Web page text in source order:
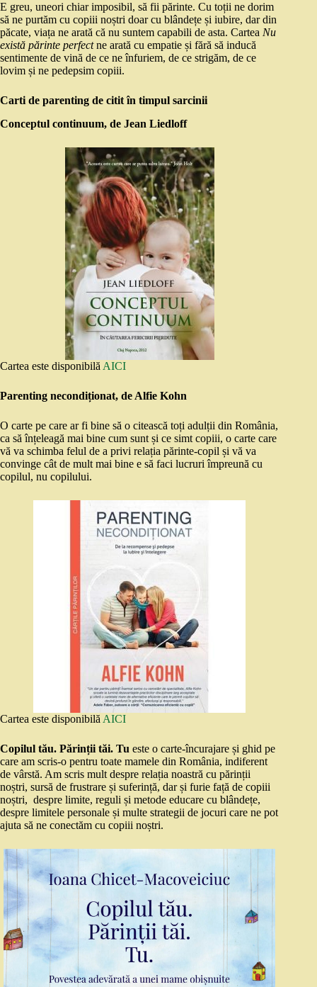
E greu, uneori chiar imposibil, să fii părinte. Cu toții ne dorim
să ne purtăm cu copiii noștri doar cu blândețe și iubire, dar din
păcate, viața ne arată că nu suntem capabili de asta. Cartea Nu
există părinte perfectne arată cu empatie și fără să inducă
sentimente de vină de ce ne înfuriem, de ce strigăm, de ce
lovim și ne pedepsim copiii.
Carti de parenting de citit în timpul sarcinii
Conceptul continuum, de Jean Liedloff
Cartea este disponibilă AICI
Parenting necondiționat, de Alfie Kohn
O carte pe care ar fi bine să o citească toți adulții din România,
ca să înțeleagă mai bine cum sunt și ce simt copiii, o carte care
vă va schimba felul de a privi relația părinte-copil și vă va
convinge cât de mult mai bine e să faci lucruri împreună cu
copilul, nu copilului.
Cartea este disponibilă AICI
Copilul tău. Părinții tăi. Tu este o carte-încurajare și ghid pe
care am scris-o pentru toate mamele din România, indiferent
de vârstă. Am scris mult despre relația noastră cu părinții
noștri, sursă de frustrare și suferință, dar și furie față de copiii
noștri, despre limite, reguli și metode educare cu blândețe,
despre limitele personale și multe strategii de jocuri care ne pot
ajuta să ne conectăm cu copiii noștri.